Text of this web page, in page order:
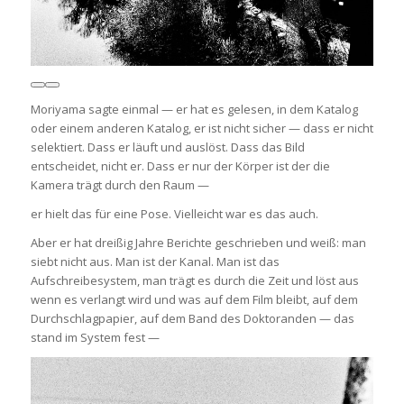
Moriyama sagte einmal — er hat es gelesen, in dem Katalog
oder einem anderen Katalog, er ist nicht sicher — dass er nicht
selektiert. Dass er läuft und auslöst. Dass das Bild
entscheidet, nicht er. Dass er nur der Körper ist der die
Kamera trägt durch den Raum —
er hielt das für eine Pose. Vielleicht war es das auch.
Aber er hat dreißig Jahre Berichte geschrieben und weiß: man
siebt nicht aus. Man ist der Kanal. Man ist das
Aufschreibesystem, man trägt es durch die Zeit und löst aus
wenn es verlangt wird und was auf dem Film bleibt, auf dem
Durchschlagpapier, auf dem Band des Doktoranden — das
stand im System fest —